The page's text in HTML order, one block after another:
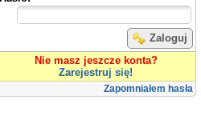
Zaloguj
Nie masz jeszcze konta?
Zarejestruj się!
Zapomniałem hasła